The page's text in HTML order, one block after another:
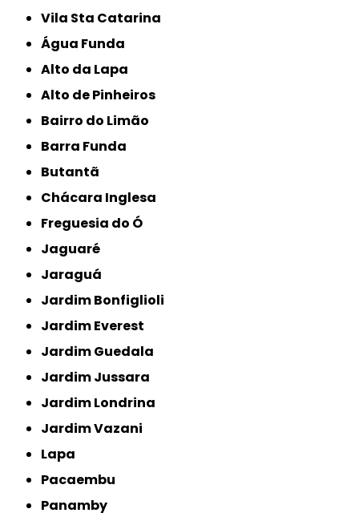
Vila Sta Catarina
Água Funda
Alto da Lapa
Alto de Pinheiros
Bairro do Limão
Barra Funda
Butantã
Chácara Inglesa
Freguesia do Ó
Jaguaré
Jaraguá
Jardim Bonfiglioli
Jardim Everest
Jardim Guedala
Jardim Jussara
Jardim Londrina
Jardim Vazani
Lapa
Pacaembu
Panamby